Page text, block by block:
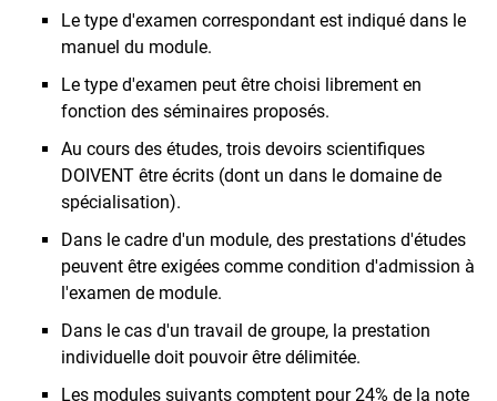
Le type d'examen correspondant est indiqué dans le
manuel du module.
Le type d'examen peut être choisi librement en
fonction des séminaires proposés.
Au cours des études, trois devoirs scientifiques
DOIVENT être écrits (dont un dans le domaine de
spécialisation).
Dans le cadre d'un module, des prestations d'études
peuvent être exigées comme condition d'admission à
l'examen de module.
Dans le cas d'un travail de groupe, la prestation
individuelle doit pouvoir être délimitée.
Les modules suivants comptent pour 24% de la note